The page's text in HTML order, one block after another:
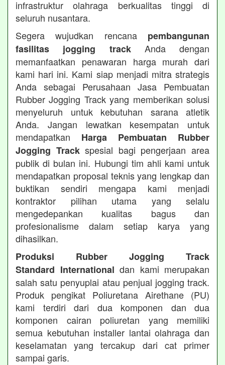
infrastruktur olahraga berkualitas tinggi di
seluruh nusantara.
Segera wujudkan rencana pembangunan
fasilitas jogging trackAnda dengan
memanfaatkan penawaran harga murah dari
kami hari ini. Kami siap menjadi mitra strategis
Anda sebagai Perusahaan Jasa Pembuatan
Rubber Jogging Track yang memberikan solusi
menyeluruh untuk kebutuhan sarana atletik
Anda. Jangan lewatkan kesempatan untuk
mendapatkan Harga Pembuatan Rubber
Jogging Trackspesial bagi pengerjaan area
publik di bulan ini. Hubungi tim ahli kami untuk
mendapatkan proposal teknis yang lengkap dan
buktikan sendiri mengapa kami menjadi
kontraktor pilihan utama yang selalu
mengedepankan kualitas bagus dan
profesionalisme dalam setiap karya yang
dihasilkan.
Produksi Rubber Jogging Track
Standard International dan kami merupakan
salah satu penyuplai atau penjual jogging track.
Produk pengikat Poliuretana Airethane (PU)
kami terdiri dari dua komponen dan dua
komponen cairan poliuretan yang memiliki
semua kebutuhan installer lantai olahraga dan
keselamatan yang tercakup dari cat primer
sampai garis.